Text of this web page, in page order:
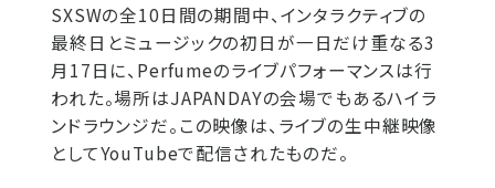
SXSWの全10日間の期間中、インタラクティブの
最終日とミュージックの初日が一日だけ重なる3
月17日に、Perfumeのライブパフォーマンスは行
われた。場所はJAPANDAYの会場でもあるハイラ
ンドラウンジだ。この映像は、ライブの生中継映像
としてYouTubeで配信されたものだ。